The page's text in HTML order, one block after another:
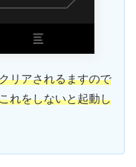
リアされるますので
れをしないと起動し